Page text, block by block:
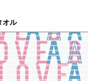
オル